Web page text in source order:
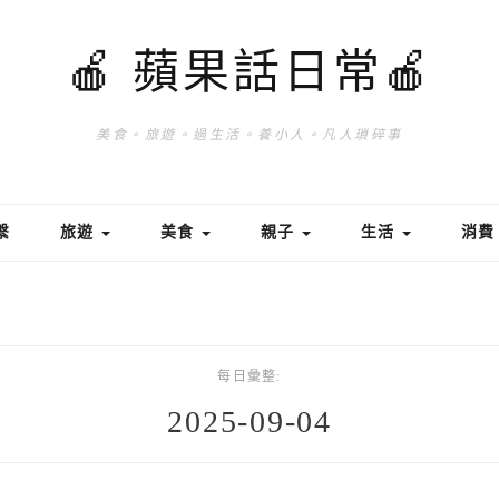
🍎 蘋果話日常🍎
美食。旅遊。過生活。養小人。凡人瑣碎事
旅遊 美食 親子 生活 消費
每日彙整:
2025-09-04